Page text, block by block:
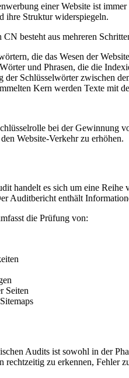
einer Website ist
ihre Struktur widerspiegeln.
besteht aus mehreren
die das Wesen der
und Phrasen, die die
der Schlüsselwörter zwischen
Kern werden Texte mit
bei der Gewinnung
Website-Verkehr zu erhöhen.
handelt es sich um eine
Auditbericht enthält
die Prüfung von:
Seiten
Audits ist sowohl in der
rechtzeitig zu erkennen, Fehler